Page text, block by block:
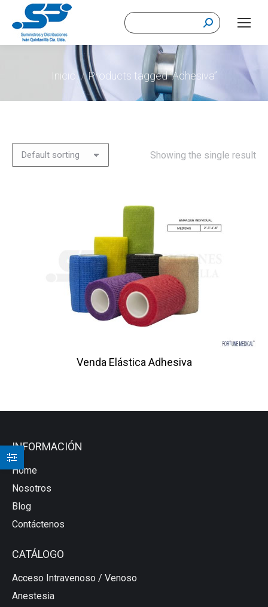
Buscar:
Estás aquí:
Inicio Products tagged “Adhesiva”
Showing the single result
Venda Elástica Adhesiva
INFORMACIÓN
Home
Nosotros
Blog
Contáctenos
CATÁLOGO
Acceso Intravenoso / Venoso
Anestesia